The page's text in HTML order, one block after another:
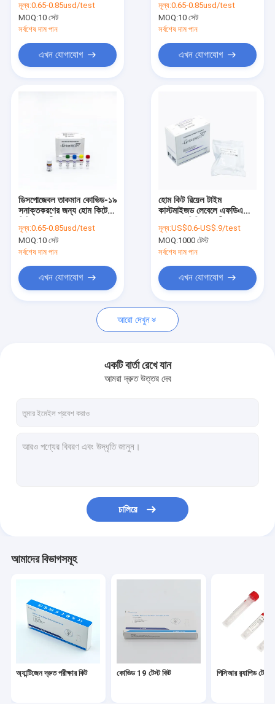
আমাদের সম্পর্কে
কারখানা ভ্রমণ
আমাদের সাথে যোগাযোগ করুন
সব ক্ষেত্রেই
অ্যান্টিজেন দ্রুত পরীক্ষার কিট
পিসিআর র‌্যাপিড টেস্ট কিট
POCT ইমিউনোসাই বিশ্লেষক
সোয়াব অ্যান্টিজেন র‌্যাপিড টেস্ট
স্বয়ংক্রিয় Hba1c বিশ্লেষক
মূল্য:0.65-0.85usd/test
MOQ:10 সেট
সর্বশেষ দাম পান
এখন যোগাযোগ
মূল্য:0.65-0.85usd/test
MOQ:10 সেট
সর্বশেষ দাম পান
এখন যোগাযোগ
ডিসপোজেবল তাকমান কোভিড-১৯
সনাক্তকরণের জন্য হোম কিটে
মূল্য:0.65-0.85usd/test
MOQ:10 সেট
সর্বশেষ দাম পান
এখন যোগাযোগ
হোম কিট রিয়েল টাইম
কাস্টমাইজড লেবেলে এফডিএ
মূল্য:US$0.6-US$.9/test
MOQ:1000 টেস্ট
সর্বশেষ দাম পান
এখন যোগাযোগ
আরো দেখুন
একটি বার্তা রেখে যান
আমরা দ্রুত উত্তর দেব
চালিয়ে
আমাদের বিভাগসমূহ
অ্যান্টিজেন দ্রুত পরীক্ষার কিট কোভিড 19 টেস্ট কিট পিসিআর র‌্যাপিড টেস্ট